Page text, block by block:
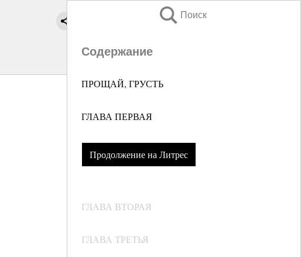
Поиск
Содержание
ПРОЩАЙ, ГРУСТЬ
ГЛАВА ПЕРВАЯ
Продолжение на Литрес
ГЛАВА ВТОРАЯ
ГЛАВА ТРЕТЬЯ